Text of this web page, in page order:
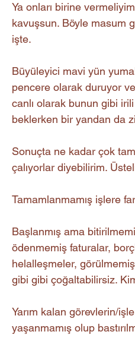
Ya onları birine
kavuşsun. Böyle masum
işte.
Büyüleyici mavi yün
pencere olarak duruyor
canlı olarak bunun gibi
beklerken bir yandan da
Sonuçta ne kadar çok
çalıyorlar diyebilirim.
Tamamlanmamış işlere
Başlanmış ama
ödenmemiş faturalar,
helalleşmeler,
gibi gibi çoğaltabilirsiz.
Yarım kalan görevlerin/
yaşanmamış olup